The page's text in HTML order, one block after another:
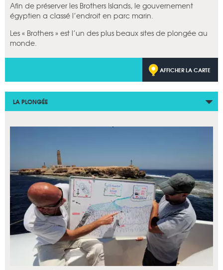
Afin de préserver les Brothers Islands, le gouvernement
égyptien a classé l’endroit en parc marin.
Les « Brothers » est l’un des plus beaux sites de plongée au
monde.
AFFICHER LA CARTE
LA PLONGÉE